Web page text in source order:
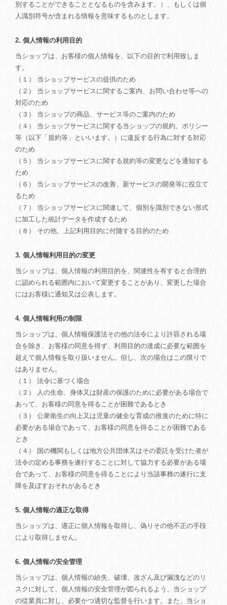
別することができることとなるものを含みます。）、もしくは個
人識別符号が含まれる情報を意味するものとします。
2. 個人情報の利用目的
当ショップは、お客様の個人情報を、以下の目的で利用致しま
す。
（１） 当ショップサービスの提供のため
（２） 当ショップサービスに関するご案内、お問い合わせ等への
対応のため
（３） 当ショップの商品、サービス等のご案内のため
（４） 当ショップサービスに関する当ショップの規約、ポリシー
等（以下「規約等」といいます。）に違反する行為に対する対応
のため
（５） 当ショップサービスに関する規約等の変更などを通知する
ため
（６） 当ショップサービスの改善、新サービスの開発等に役立て
るため
（７） 当ショップサービスに関連して、個別を識別できない形式
に加工した統計データを作成するため
（８） その他、上記利用目的に付随する目的のため
3. 個人情報利用目的の変更
当ショップは、個人情報の利用目的を、関連性を有すると合理的
に認められる範囲内において変更することがあり、変更した場合
にはお客様に通知又は公表します。
4. 個人情報利用の制限
当ショップは、個人情報保護法その他の法令により許容される場
合を除き、お客様の同意を得ず、利用目的の達成に必要な範囲を
超えて個人情報を取り扱いません。但し、次の場合はこの限りで
はありません。
（１） 法令に基づく場合
（２） 人の生命、身体又は財産の保護のために必要がある場合で
あって、お客様の同意を得ることが困難であるとき
（３） 公衆衛生の向上又は児童の健全な育成の推進のために特に
必要がある場合であって、お客様の同意を得ることが困難である
とき
（４） 国の機関もしくは地方公共団体又はその委託を受けた者が
法令の定める事務を遂行することに対して協力する必要がある場
合であって、お客様の同意を得ることにより当該事務の遂行に支
障を及ぼすおそれがあるとき
5. 個人情報の適正な取得
当ショップは、適正に個人情報を取得し、偽りその他不正の手段
により取得しません。
6. 個人情報の安全管理
当ショップは、個人情報の紛失、破壊、改ざん及び漏洩などのリ
スクに対して、個人情報の安全管理が図られるよう、当ショップ
の従業員に対し、必要かつ適切な監督を行います。また、当ショ